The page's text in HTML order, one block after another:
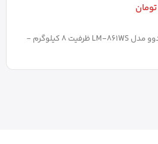
تومان
ماشین لباسشویی اتوماتیک دوو مدل LM-861WS ظرفیت 8 کیلوگرم -